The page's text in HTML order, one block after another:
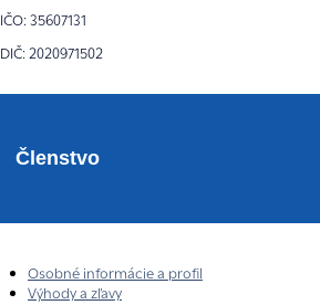
IČO: 35607131
DIČ: 2020971502
Členstvo
Osobné informácie a profil
Výhody a zľavy